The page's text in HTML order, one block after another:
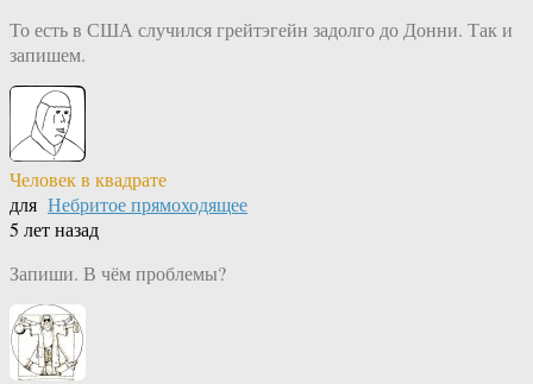
То есть в США случился грейтэгейн задолго до Донни. Так и
запишем.
Человек в квадрате
для Небритое прямоходящее
5 лет назад
Запиши. В чём проблемы?